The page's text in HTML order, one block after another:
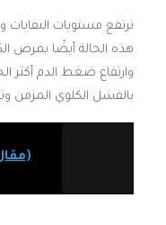
ترتفع مستويات
هذه الحالة أيضًا بمرض
وارتفاع ضغط الدم أكثر
بالفشل الكلوي المزمن